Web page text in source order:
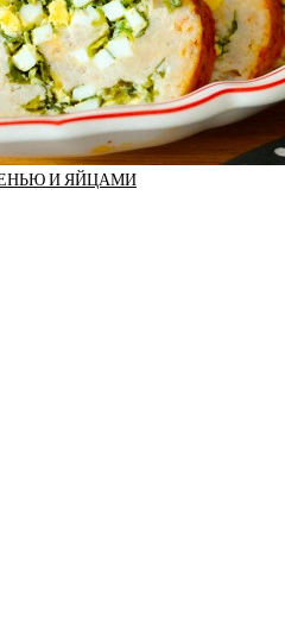
И ЯЙЦАМИ